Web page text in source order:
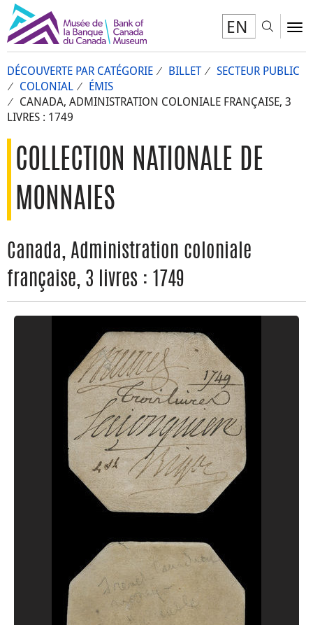
EN
DÉCOUVERTE PAR CATÉGORIE BILLET
SECTEUR PUBLIC
COLONIAL
ÉMIS
CANADA, ADMINISTRATION COLONIALE FRANÇAISE, 3
LIVRES : 1749
COLLECTION NATIONALE DE
MONNAIES
Canada, Administration coloniale
française, 3 livres : 1749